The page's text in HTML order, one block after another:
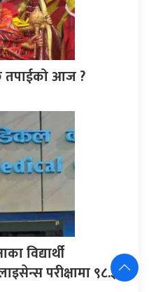
तपाईको आज ?
विद्यार्थी
परीक्षामा ९८.३७